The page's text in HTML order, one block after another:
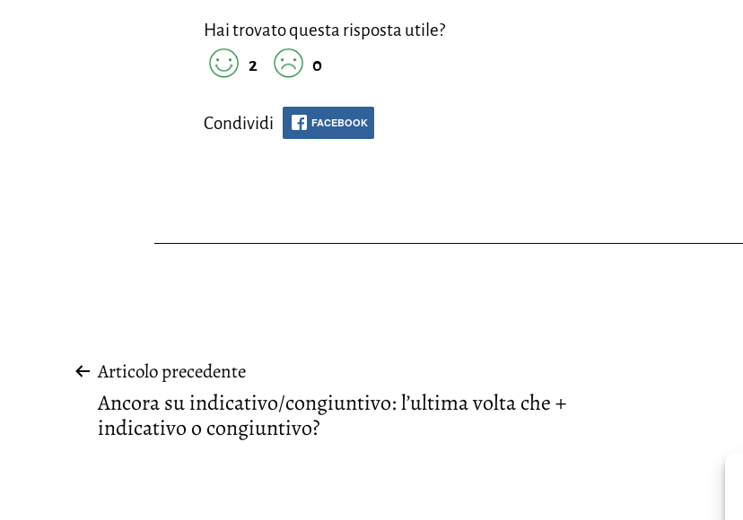
Hai trovato questa risposta utile?
2
0
Condividi FACEBOOK
Navigazione
articoli
Articolo precedente
Ancora su indicativo/congiuntivo: l’ultima volta che +
indicativo o congiuntivo?